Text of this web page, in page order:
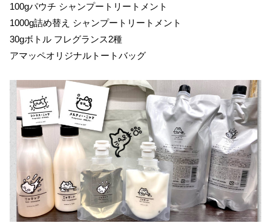
100gパウチ シャンプートリートメント
1000g詰め替え シャンプートリートメント
30gボトル フレグランス2種
アマッペオリジナルトートバッグ